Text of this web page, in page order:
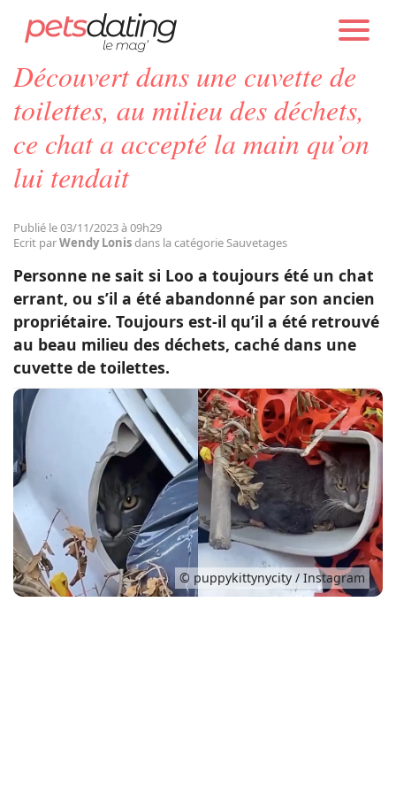
Chien
Chat
Tops
Sauvetages
Conso
PETS DATING ACTUALITÉS SAUVETAGES
Découvert dans une cuvette de
toilettes, au milieu des déchets,
ce chat a accepté la main qu’on
lui tendait
Publié le 03/11/2023 à 09h29
Ecrit parWendy Lonisdans la catégorie Sauvetages
Personne ne sait si Loo a toujours été un chat
errant, ou s’il a été abandonné par son ancien
propriétaire. Toujours est-il qu’il a été retrouvé
au beau milieu des déchets, caché dans une
cuvette de toilettes.
© puppykittynycity / Instagram